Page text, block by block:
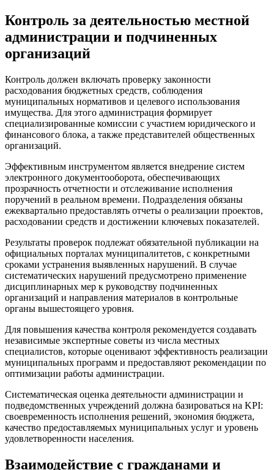
Контроль за деятельностью местной
администрации и подчиненных
организаций
Контроль должен включать проверку законности
расходования бюджетных средств, соблюдения
муниципальных нормативов и целевого использования
имущества. Для этого администрация формирует
специализированные комиссии с участием юридического и
финансового блока, а также представителей общественных
организаций.
Эффективным инструментом является внедрение систем
электронного документооборота, обеспечивающих
прозрачность отчетности и отслеживание исполнения
поручений в реальном времени. Подразделения обязаны
ежеквартально предоставлять отчеты о реализации проектов,
расходовании средств и достижении ключевых показателей.
Результаты проверок подлежат обязательной публикации на
официальных порталах муниципалитетов, с конкретными
сроками устранения выявленных нарушений. В случае
систематических нарушений предусмотрено применение
дисциплинарных мер к руководству подчиненных
организаций и направления материалов в контрольные
органы вышестоящего уровня.
Для повышения качества контроля рекомендуется создавать
независимые экспертные советы из числа местных
специалистов, которые оценивают эффективность реализации
муниципальных программ и предоставляют рекомендации по
оптимизации работы администрации.
Систематическая оценка деятельности администрации и
подведомственных учреждений должна базироваться на KPI:
своевременность исполнения решений, экономия бюджета,
качество предоставляемых муниципальных услуг и уровень
удовлетворенности населения.
Взаимодействие с гражданами и